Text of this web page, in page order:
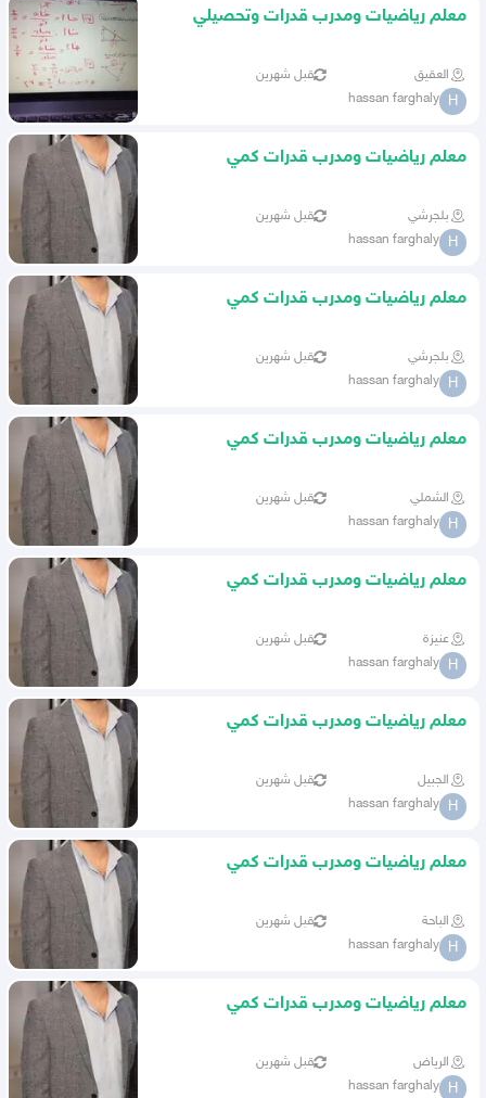
معلم رياضيات ومدرب قدرات وتحصيلي
العقيق قبل شهرين
H
hassan farghaly
معلم رياضيات ومدرب قدرات كمي
بلجرشي قبل شهرين
H
hassan farghaly
معلم رياضيات ومدرب قدرات كمي
بلجرشي قبل شهرين
H
hassan farghaly
معلم رياضيات ومدرب قدرات كمي
الشملي قبل شهرين
H
hassan farghaly
معلم رياضيات ومدرب قدرات كمي
عنيزة قبل شهرين
H
hassan farghaly
معلم رياضيات ومدرب قدرات كمي
الجبيل قبل شهرين
H
hassan farghaly
معلم رياضيات ومدرب قدرات كمي
الباحة قبل شهرين
H
hassan farghaly
معلم رياضيات ومدرب قدرات كمي
الرياض قبل شهرين
H
hassan farghaly